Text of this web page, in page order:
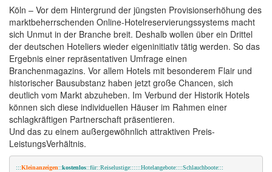
Köln – Vor dem Hintergrund der jüngsten Provisionserhöhung des
marktbeherrschenden Online-Hotelreservierungssystems macht
sich Unmut in der Branche breit. Deshalb wollen über ein Drittel
der deutschen Hoteliers wieder eigeninitiativ tätig werden. So das
Ergebnis einer repräsentativen Umfrage einen
Branchenmagazins. Vor allem Hotels mit besonderem Flair und
historischer Bausubstanz haben jetzt große Chancen, sich
deutlich vom Markt abzuheben. Im Verbund der Historik Hotels
können sich diese individuellen Häuser im Rahmen einer
schlagkräftigen Partnerschaft präsentieren.
Und das zu einem außergewöhnlich attraktiven Preis-
LeistungsVerhältnis.
:::Kleinanzeigen::kostenlos::für::Reiselustige::::::Hotelangebote::::Schlauchboote:::